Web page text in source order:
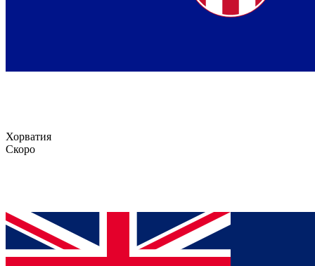
Хорватия
Скоро